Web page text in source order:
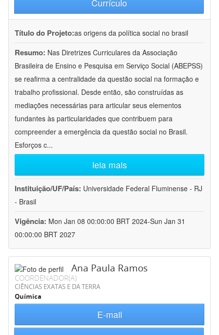
Currículo
Título do Projeto:as origens da política social no brasil
Resumo: Nas Diretrizes Curriculares da Associação
Brasileira de Ensino e Pesquisa em Serviço Social (ABEPSS)
se reafirma a centralidade da questão social na formação e
trabalho profissional. Desde então, são construídas as
mediações necessárias para articular seus elementos
fundantes às particularidades que contribuem para
compreender a emergência da questão social no Brasil.
Esforços c...
leia mais
Instituição/UF/País: Universidade Federal Fluminense - RJ
- Brasil
Vigência: Mon Jan 08 00:00:00 BRT 2024-Sun Jan 31
00:00:00 BRT 2027
Ana Paula Ramos
COORDENADOR(A)
CIÊNCIAS EXATAS E DA TERRA
Química
E-mail